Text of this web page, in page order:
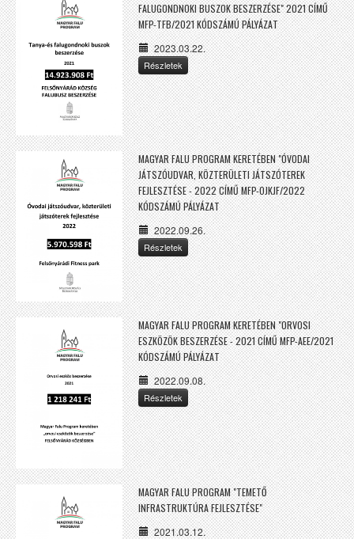
FALUGONDNOKI BUSZOK BESZERZÉSE" 2021 CÍMŰ
MFP-TFB/2021 KÓDSZÁMÚ PÁLYÁZAT
2023.03.22.
Részletek
MAGYAR FALU PROGRAM KERETÉBEN "ÓVODAI
JÁTSZÓUDVAR, KÖZTERÜLETI JÁTSZÓTEREK
FEJLESZTÉSE - 2022 CÍMŰ MFP-OJKJF/2022
KÓDSZÁMÚ PÁLYÁZAT
2022.09.26.
Részletek
MAGYAR FALU PROGRAM KERETÉBEN "ORVOSI
ESZKÖZÖK BESZERZÉSE - 2021 CÍMŰ MFP-AEE/2021
KÓDSZÁMÚ PÁLYÁZAT
2022.09.08.
Részletek
MAGYAR FALU PROGRAM "TEMETŐ
INFRASTRUKTÚRA FEJLESZTÉSE"
2021.03.12.